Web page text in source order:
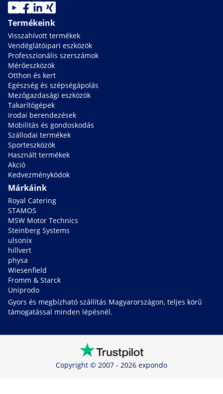
Termékeink
Visszahívott termékek
Vendéglátóipari eszközök
Professzionális szerszámok
Mérőeszközök
Otthon és kert
Egészség és szépségápolás
Mezőgazdasági eszközök
Takarítógépek
Irodai berendezések
Mobilitás és gondoskodás
Szállodai termékek
Sporteszközök
Használt termékek
Akció
Kedvezménykódok
Márkáink
Royal Catering
STAMOS
MSW Motor Technics
Steinberg Systems
ulsonix
hillvert
physa
Wiesenfield
Fromm & Starck
Uniprodo
Gyors és megbízható szállítás Magyarországon, teljes körű
támogatással minden lépésnél.
Copyright © 2007 - 2026 expondo